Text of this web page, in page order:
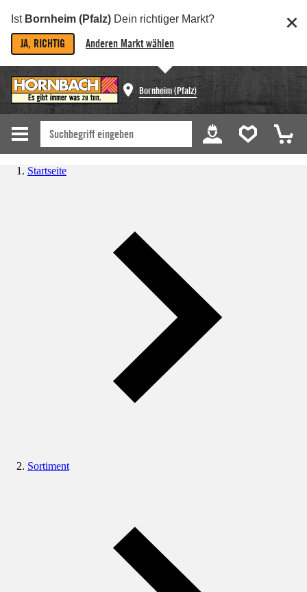
Ist Bornheim (Pfalz) Dein richtiger Markt?
JA, RICHTIG Anderen Markt wählen
Bornheim (Pfalz)
Startseite
Sortiment